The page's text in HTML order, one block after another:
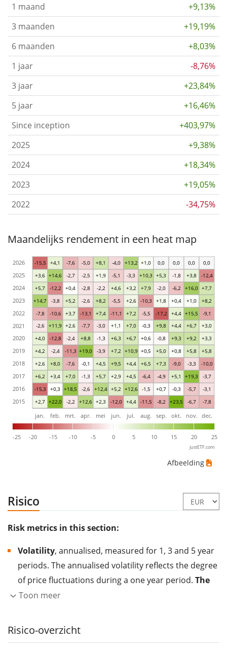
1 maand
+9,13%
3 maanden
+19,19%
6 maanden
+8,03%
1 jaar
-8,76%
3 jaar
+23,84%
5 jaar
+16,46%
Since inception
+403,97%
2025
+9,38%
2024
+18,34%
2023
+19,05%
2022
-34,75%
Maandelijks rendement in een heat map
+2,7 +22,0 -2,2 +12,6 +2,3 -12,0 +4,4 -11,5 -8,2 +23,5 -6,7 -7,8
-15,3 +0,3 +18,5 -2,6 +12,4 +5,2 +12,6 -1,5 +0,7 -0,3 -5,7 -3,1
+6,2 +3,4 +7,0 -1,3 +5,7 +2,9 +4,5 -6,4 -4,9 +5,1 +19,3 -3,7
+2,6 +8,0 -7,6 -0,1 +4,5 +9,5 +4,4 +6,5 +7,3 -9,0 -3,3 -10,0
+4,2 -2,4 -11,3 +19,0 -3,9 +7,2 +10,9 +0,5 +5,0 +0,8 +5,8 +5,8
+4,0 -12,8 -2,4 +8,8 -1,3 +6,3 +6,7 +0,6 -0,8 +9,3 +9,2 +3,3
-2,6 +11,9 +2,6 -7,7 -3,0 +1,1 +7,0 -0,3 +9,8 +4,4 +6,7 +3,0
-7,8 -10,6 +3,7 -13,1 +7,4 -11,1 +7,2 -5,5 -17,2 +4,4 +15,5 -9,1
+14,7 -3,8 +5,2 -2,6 +8,2 -5,5 +2,6 -10,3 +1,8 +0,4 +1,0 +8,2
+5,7 -12,2 +0,4 -2,8 -2,2 +4,6 +3,2 +7,9 -2,0 -6,2 +16,0 +7,7
+3,6 +14,6 -2,7 -2,5 +1,9 -5,1 -3,3 +10,3 +5,3 -1,8 +3,8 -12,4
-15,5 +4,1 -7,6 -5,0 +8,1 -4,0 +13,2 +1,0 0,0 0,0 0,0 0,0
-25 -20 -15 -10 -5 0 5 10 15 20 25
jan. feb. mrt. apr. mei jun. jul. aug. sep. okt. nov. dec.
2015
2016
2017
2018
2019
2020
2021
2022
2023
2024
2025
2026
justETF.com
Afbeelding
Risico
Risk metrics in this section:
Volatility, annualised, measured for 1, 3 and 5 year
periods. The annualised volatility reflects the degree
of price fluctuations during a one year period. The
higher the volatility, the more significantly the
the past.
Assets with higher volatility are generally
Toon meer
Risico-overzicht